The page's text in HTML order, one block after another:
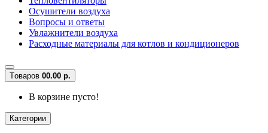
Осушители воздуха
Вопросы и ответы
Увлажнители воздуха
Расходные материалы для котлов и кондиционеров
Tоваров 00.00 р.
В корзине пусто!
Категории